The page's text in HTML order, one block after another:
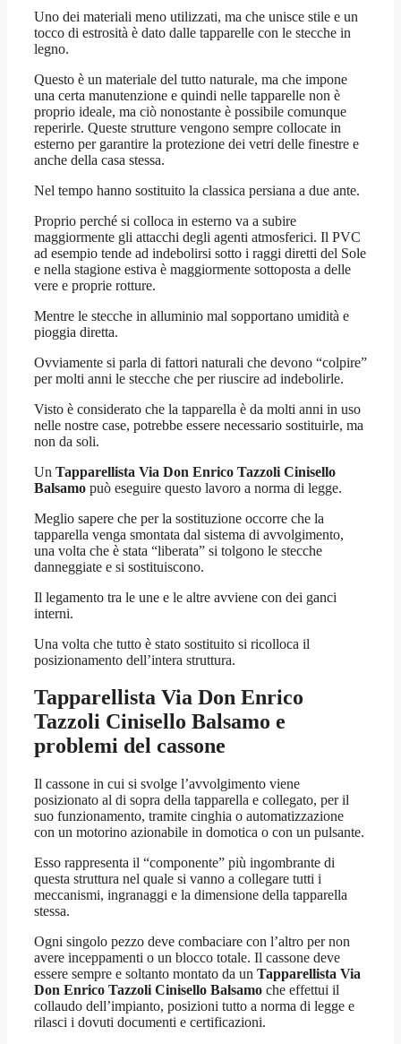
Uno dei materiali meno utilizzati, ma che unisce stile e un
tocco di estrosità è dato dalle tapparelle con le stecche in
legno.
Questo è un materiale del tutto naturale, ma che impone
una certa manutenzione e quindi nelle tapparelle non è
proprio ideale, ma ciò nonostante è possibile comunque
reperirle. Queste strutture vengono sempre collocate in
esterno per garantire la protezione dei vetri delle finestre e
anche della casa stessa.
Nel tempo hanno sostituito la classica persiana a due ante.
Proprio perché si colloca in esterno va a subire
maggiormente gli attacchi degli agenti atmosferici. Il PVC
ad esempio tende ad indebolirsi sotto i raggi diretti del Sole
e nella stagione estiva è maggiormente sottoposta a delle
vere e proprie rotture.
Mentre le stecche in alluminio mal sopportano umidità e
pioggia diretta.
Ovviamente si parla di fattori naturali che devono “colpire”
per molti anni le stecche che per riuscire ad indebolirle.
Visto è considerato che la tapparella è da molti anni in uso
nelle nostre case, potrebbe essere necessario sostituirle, ma
non da soli.
Un Tapparellista Via Don Enrico Tazzoli Cinisello
Balsamo può eseguire questo lavoro a norma di legge.
Meglio sapere che per la sostituzione occorre che la
tapparella venga smontata dal sistema di avvolgimento,
una volta che è stata “liberata” si tolgono le stecche
danneggiate e si sostituiscono.
Il legamento tra le une e le altre avviene con dei ganci
interni.
Una volta che tutto è stato sostituito si ricolloca il
posizionamento dell’intera struttura.
Tapparellista Via Don Enrico
Tazzoli Cinisello Balsamo e
problemi del cassone
Il cassone in cui si svolge l’avvolgimento viene
posizionato al di sopra della tapparella e collegato, per il
suo funzionamento, tramite cinghia o automatizzazione
con un motorino azionabile in domotica o con un pulsante.
Esso rappresenta il “componente” più ingombrante di
questa struttura nel quale si vanno a collegare tutti i
meccanismi, ingranaggi e la dimensione della tapparella
stessa.
Ogni singolo pezzo deve combaciare con l’altro per non
avere inceppamenti o un blocco totale. Il cassone deve
essere sempre e soltanto montato da un Tapparellista Via
Don Enrico Tazzoli Cinisello Balsamo che effettui il
collaudo dell’impianto, posizioni tutto a norma di legge e
rilasci i dovuti documenti e certificazioni.